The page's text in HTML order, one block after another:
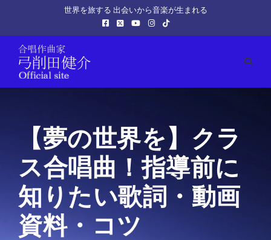
世界を旅する 出会いから音楽が生まれる
【夢の世界を】クラ
ス合唱曲！指導前に
知りたい歌詞・動画
資料・コツ